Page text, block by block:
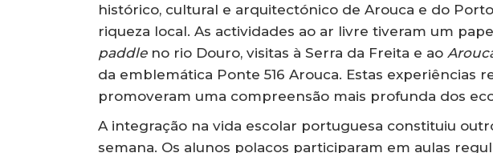
histórico, cultural e arquitectónico de Arouca e do
riqueza local. As actividades ao ar livre tiveram um
paddle no rio Douro, visitas à Serra da Freita e ao
da emblemática Ponte 516 Arouca. Estas experiências
promoveram uma compreensão mais profunda dos
A integração na vida escolar portuguesa constituiu
semana. Os alunos polacos participaram em aulas